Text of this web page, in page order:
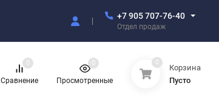
+7 905 707-76-40
Отдел продаж
Сравнение
0
Просмотренные
0 0
Корзина
Пусто